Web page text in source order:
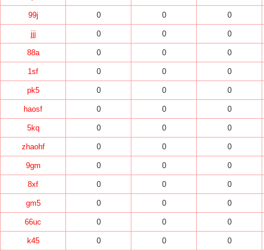
99j 0 0 0
jjj 0 0 0
88a 0 0 0
1sf 0 0 0
pk5 0 0 0
haosf 0 0 0
5kq 0 0 0
zhaohf 0 0 0
9gm 0 0 0
8xf 0 0 0
gm5 0 0 0
66uc 0 0 0
k45 0 0 0